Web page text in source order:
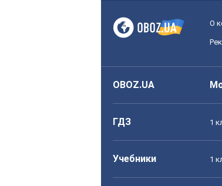
О
OBOZ.UA
ГДЗ 1
Учебники 1